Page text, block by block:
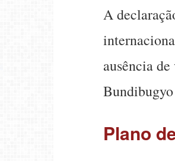
A
ausência
Plano